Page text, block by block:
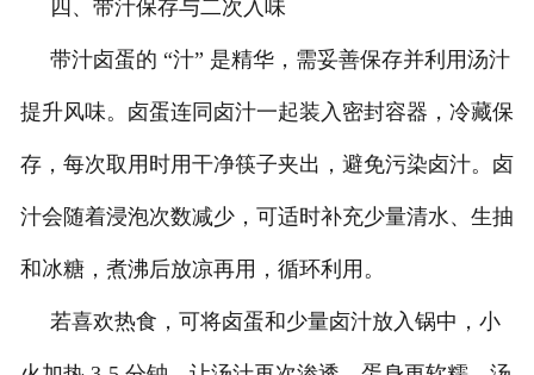
四、带汁保存与二次入味
带汁卤蛋的 “汁” 是精华，需妥善保存并利用汤汁
提升风味。卤蛋连同卤汁一起装入密封容器，冷藏保
存，每次取用时用干净筷子夹出，避免污染卤汁。卤
汁会随着浸泡次数减少，可适时补充少量清水、生抽
和冰糖，煮沸后放凉再用，循环利用。
若喜欢热食，可将卤蛋和少量卤汁放入锅中，小